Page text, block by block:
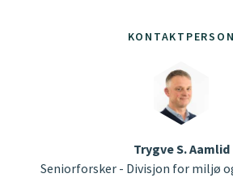
KONTAKTPERSON
Trygve S. Aamlid
Seniorforsker - Divisjon for miljø